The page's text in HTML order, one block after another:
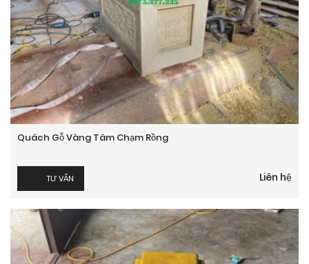
Quách Gỗ Vàng Tâm Chạm Rồng
TƯ VẤN Liên hệ